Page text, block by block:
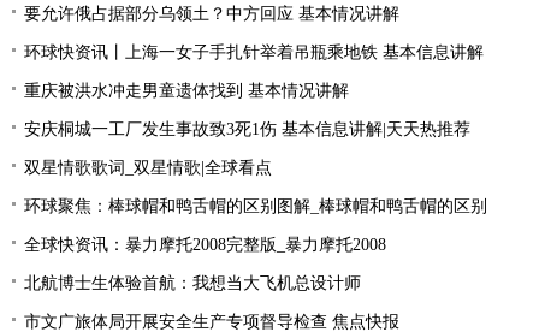
要允许俄占据部分乌领土？中方回应 基本情况讲解
环球快资讯丨上海一女子手扎针举着吊瓶乘地铁 基本信息讲解
重庆被洪水冲走男童遗体找到 基本情况讲解
安庆桐城一工厂发生事故致3死1伤 基本信息讲解|天天热推荐
双星情歌歌词_双星情歌|全球看点
环球聚焦：棒球帽和鸭舌帽的区别图解_棒球帽和鸭舌帽的区别
全球快资讯：暴力摩托2008完整版_暴力摩托2008
北航博士生体验首航：我想当大飞机总设计师
市文广旅体局开展安全生产专项督导检查 焦点快报